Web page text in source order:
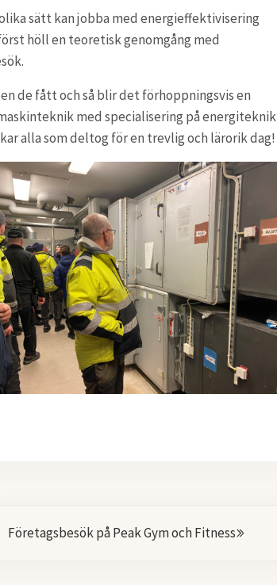
sätt kan jobba med energieffektivisering
höll en teoretisk genomgång med
de fått och så blir det förhoppningsvis en
med specialisering på energiteknik
alla som deltog för en trevlig och lärorik dag!
Företagsbesök på Peak Gym och Fitness